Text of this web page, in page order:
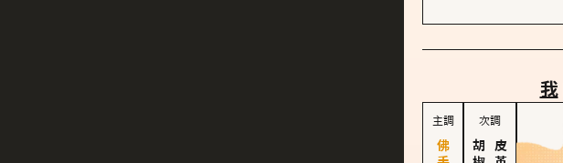
我
主調 次調